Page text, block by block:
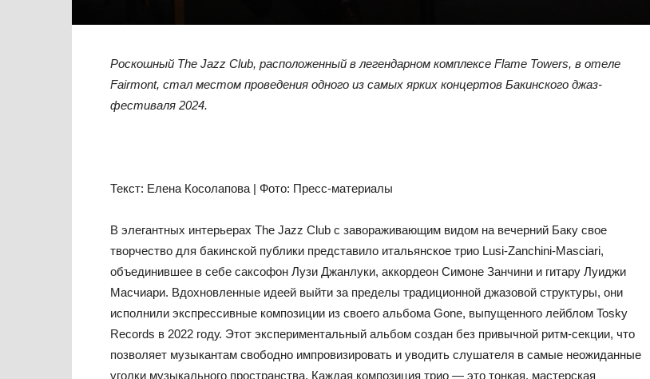
Роскошный The Jazz Club, расположенный в легендарном комплексе Flame Towers, в отеле
Fairmont, стал местом проведения одного из самых ярких концертов Бакинского джаз-
фестиваля 2024.
Текст: Елена Косолапова | Фото: Пресс-материалы
В элегантных интерьерах The Jazz Club с завораживающим видом на вечерний Баку свое
творчество для бакинской публики представило итальянское трио Lusi-Zanchini-Masciari,
объединившее в себе саксофон Лузи Джанлуки, аккордеон Симоне Занчини и гитару Луиджи
Масчиари. Вдохновленные идеей выйти за пределы традиционной джазовой структуры, они
исполнили экспрессивные композиции из своего альбома Gone, выпущенного лейблом Tosky
Records в 2022 году. Этот экспериментальный альбом создан без привычной ритм-секции, что
позволяет музыкантам свободно импровизировать и уводить слушателя в самые неожиданные
уголки музыкального пространства. Каждая композиция трио — это тонкая, мастерская